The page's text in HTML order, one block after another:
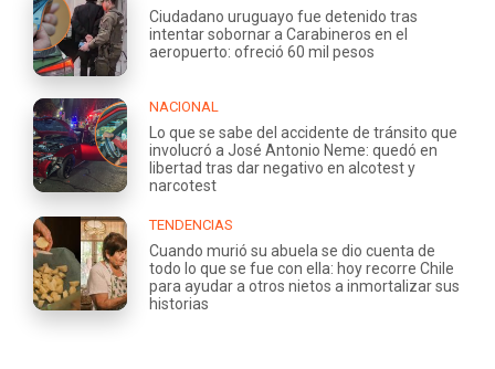
Ciudadano uruguayo fue detenido tras
intentar sobornar a Carabineros en el
aeropuerto: ofreció 60 mil pesos
NACIONAL
Lo que se sabe del accidente de tránsito que
involucró a José Antonio Neme: quedó en
libertad tras dar negativo en alcotest y
narcotest
TENDENCIAS
Cuando murió su abuela se dio cuenta de
todo lo que se fue con ella: hoy recorre Chile
para ayudar a otros nietos a inmortalizar sus
historias